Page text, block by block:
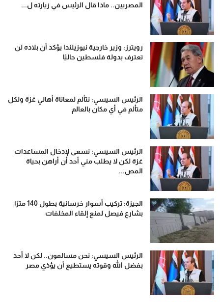
المصريين.. ماذا قال الرئيس في زيارته ل...
رويترز: وزير خارجية نيوزيلندا يؤكد أن بلاده لن
تعترف بدولة فلسطين حاليًا
الرئيس السيسي: نتألم لمعاناة أهالي غزة ولكل
متألم في أي مكان بالعالم
الرئيس السيسي: نسعى لإدخال المساعدات
غزة لكن لا يطلب مني أحد أن أراهن بحياة
المص...
الجيزة: تركيب أسوار خرسانية بطول 140 مترًا
بشارع فيصل لمنع إلقاء المخلفات
الرئيس السيسي: نحن مسالمون.. لكن لا أحد
بفضل الله وقوته يستطيع أن يؤذي مصر